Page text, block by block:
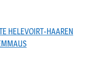
HELEVOIRT-HAAREN